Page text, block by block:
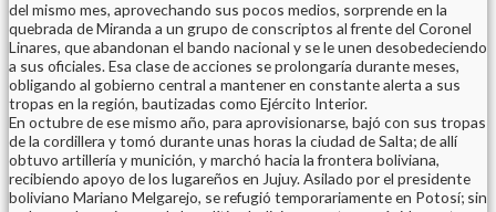
del mismo mes, aprovechando sus pocos medios, sorprende en la
quebrada de Miranda a un grupo de conscriptos al frente del Coronel
Linares, que abandonan el bando nacional y se le unen desobedeciendo
a sus oficiales. Esa clase de acciones se prolongaría durante meses,
obligando al gobierno central a mantener en constante alerta a sus
tropas en la región, bautizadas como Ejército Interior.
En octubre de ese mismo año, para aprovisionarse, bajó con sus tropas
de la cordillera y tomó durante unas horas la ciudad de Salta; de allí
obtuvo artillería y munición, y marchó hacia la frontera boliviana,
recibiendo apoyo de los lugareños en Jujuy. Asilado por el presidente
boliviano Mariano Melgarejo, se refugió temporariamente en Potosí; sin